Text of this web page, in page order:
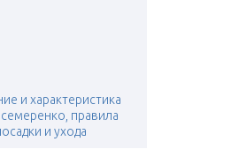
и характеристика
правила
и ухода